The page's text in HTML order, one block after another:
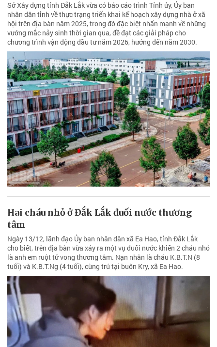
Sở Xây dựng tỉnh Đắk Lắk vừa có báo cáo trình Tỉnh ủy, Ủy ban
nhân dân tỉnh về thực trạng triển khai kế hoạch xây dựng nhà ở xã
hội trên địa bàn năm 2025, trong đó đặc biệt nhấn mạnh về những
vướng mắc nảy sinh thời gian qua, đề đạt các giải pháp cho
chương trình vận động đầu tư năm 2026, hướng đến năm 2030.
Hai cháu nhỏ ở Đắk Lắk đuối nước thương
tâm
Ngày 13/12, lãnh đạo Ủy ban nhân dân xã Ea Hao, tỉnh Đắk Lắk
cho biết, trên địa bàn vừa xảy ra một vụ đuối nước khiến 2 cháu nhỏ
là anh em ruột tử vong thương tâm. Nạn nhân là cháu K.B.T.N (8
tuổi) và K.B.T.Ng (4 tuổi), cùng trú tại buôn Kry, xã Ea Hao.